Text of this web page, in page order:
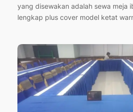
yang disewakan adalah sewa meja
lengkap plus cover model ketat